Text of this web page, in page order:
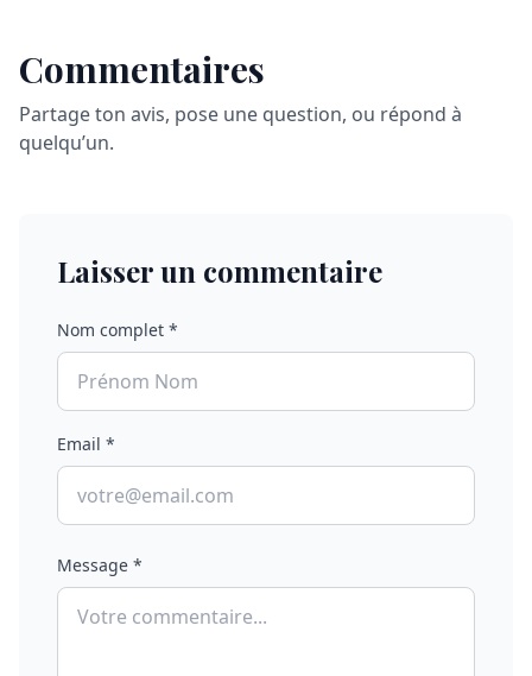
Commentaires
Partage ton avis, pose une question, ou répond à
quelqu’un.
Laisser un commentaire
Nom complet *
Email *
Message *